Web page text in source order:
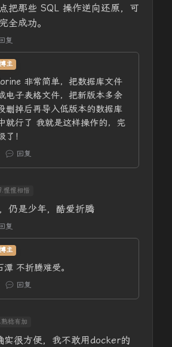
把那些 SQL 操作逆向还原，可
全成功。
复
博主
非常简单，把数据库文件
电子表格文件，把新版本多余
删掉后再导入低版本的数据库
就行了 我就是这样操作的，完
了！
回复
惺惺相惜
仍是少年，酷爱折腾
复
博主
潭 不折腾难受。
回复
熟稔有加
很方便，我不敢用docker的